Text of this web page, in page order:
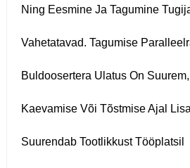
Ning Eesmine Ja Tagumine
Vahetatavad. Tagumise
Buldoosertera Ulatus On
Kaevamise Või Tõstmise Ajal
Suurendab Tootlikkust Tööplatsil